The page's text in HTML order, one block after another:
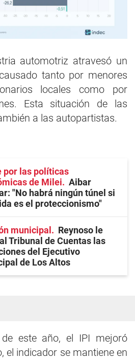
automotriz atravesó un
tanto por menores
locales como por
Esta situación de las
a las autopartistas.
por las políticas
de Milei
Aibar
"No habrá ningún túnel si
es el proteccionismo"
municipal
Reynoso le
Tribunal de Cuentas las
del Ejecutivo
de Los Altos
este año, el IPI mejoró
el indicador se mantiene en